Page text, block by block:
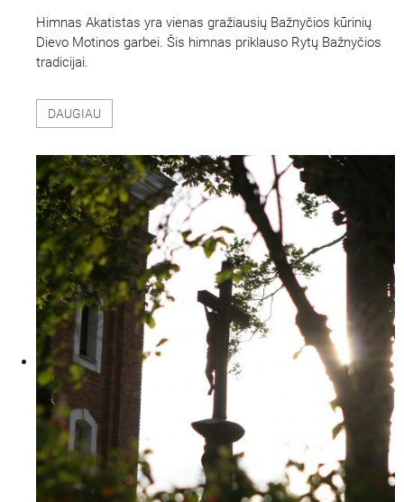
Himnas Akatistas yra vienas gražiausių Bažnyčios kūrinių
Dievo Motinos garbei. Šis himnas priklauso Rytų Bažnyčios
tradicijai.
DAUGIAU